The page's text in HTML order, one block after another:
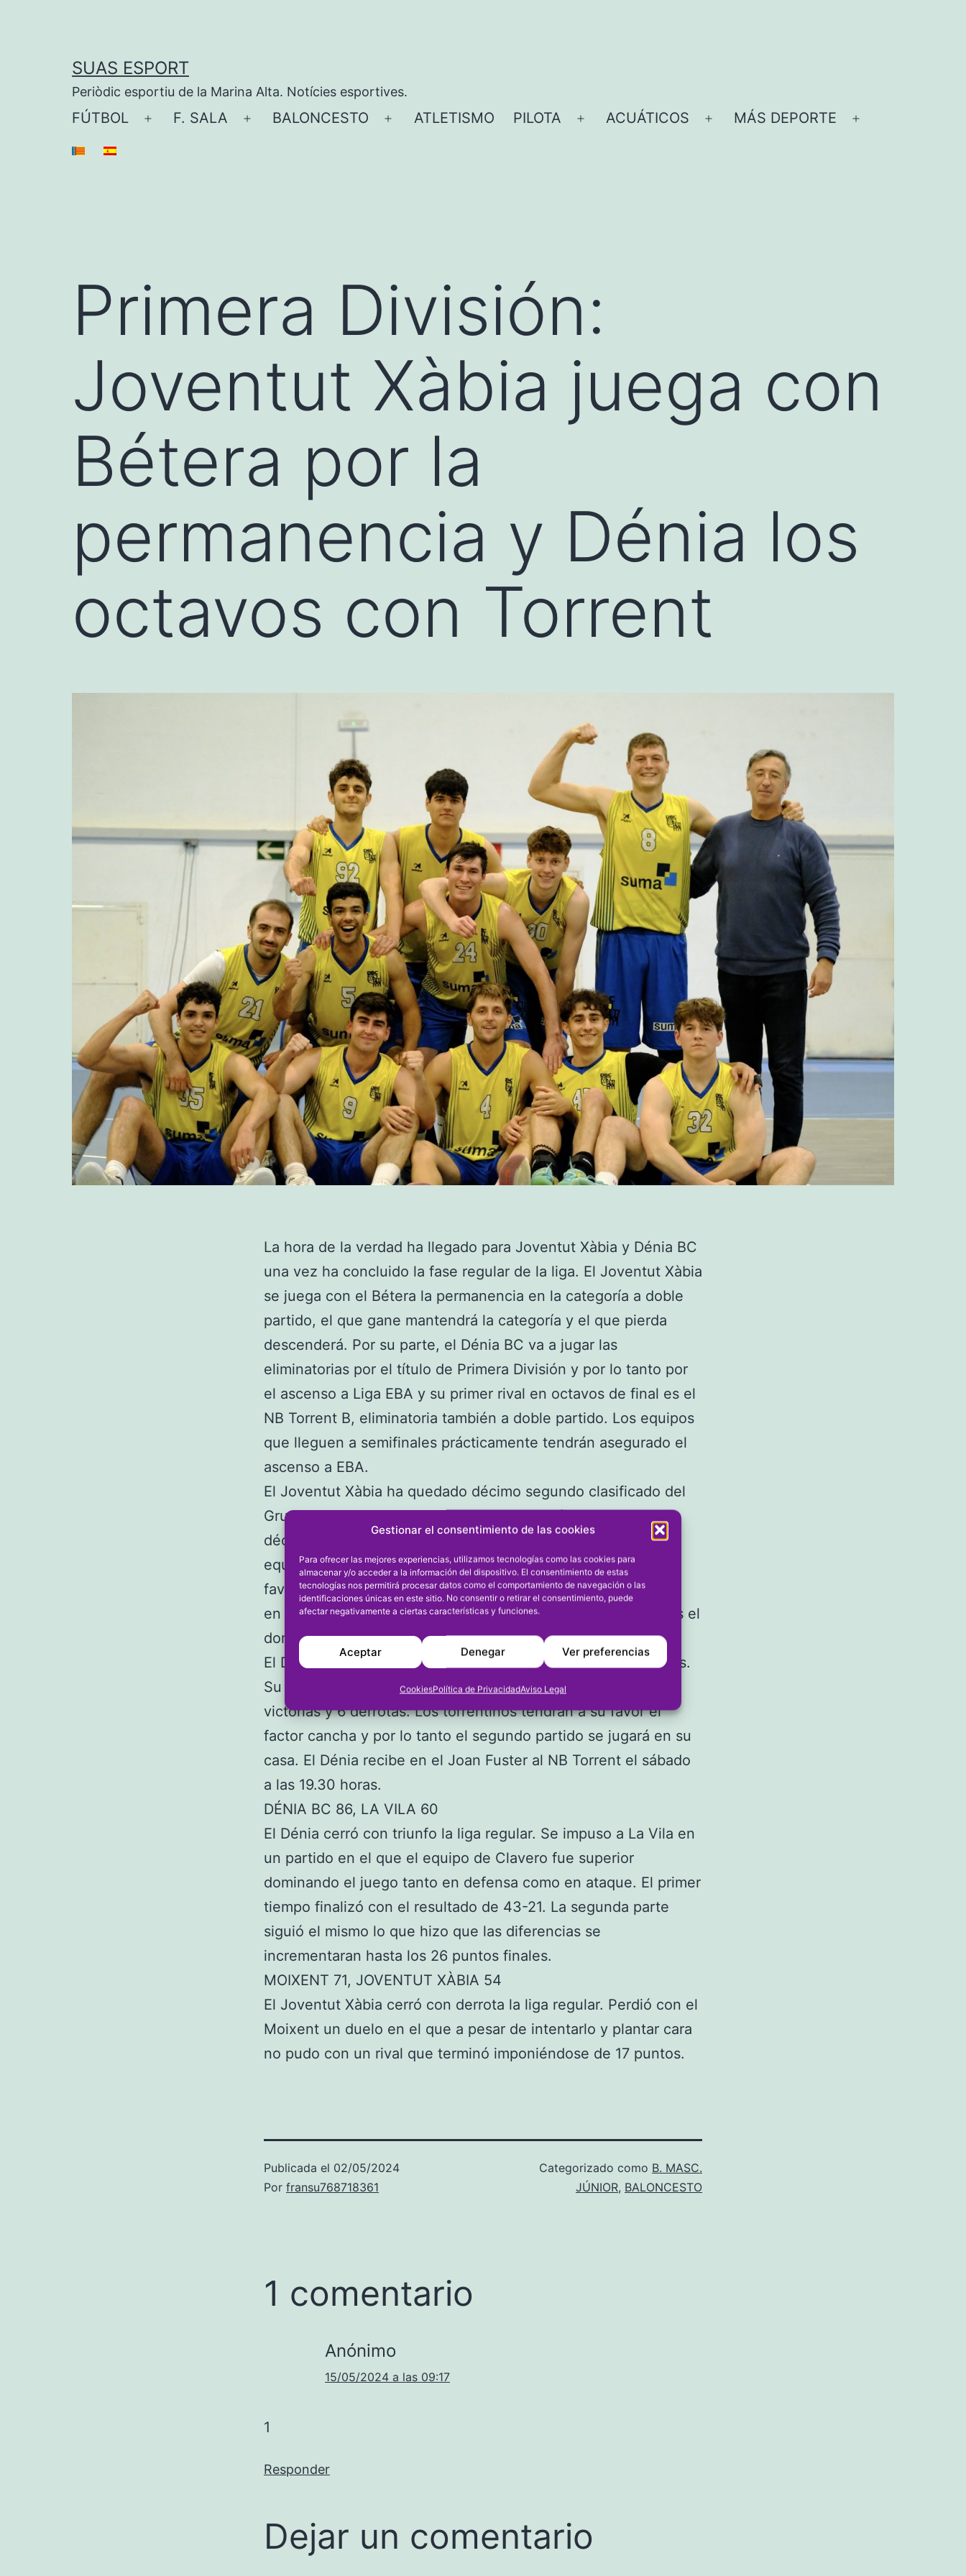
Gestionar el consentimiento de las cookies
Para ofrecer las mejores experiencias, utilizamos tecnologías como las cookies para
almacenar y/o acceder a la información del dispositivo. El consentimiento de estas
tecnologías nos permitirá procesar datos como el comportamiento de navegación o las
identificaciones únicas en este sitio. No consentir o retirar el consentimiento, puede
afectar negativamente a ciertas características y funciones.
Aceptar Denegar Ver preferencias
CookiesPolítica de PrivacidadAviso Legal
SUAS ESPORT
Periòdic esportiu de la Marina Alta. Notícies esportives.
FÚTBOL
Abrir
F. SALA
Abrir
BALONCESTO
Abrir
ATLETISMO PILOTA
Abrir
ACUÁTICOS
Abrir
MÁS DEPORTE
Primera División:
Joventut Xàbia juega con
Bétera por la
permanencia y Dénia los
octavos con Torrent
La hora de la verdad ha llegado para Joventut Xàbia y Dénia BC
una vez ha concluido la fase regular de la liga. El Joventut Xàbia
se juega con el Bétera la permanencia en la categoría a doble
partido, el que gane mantendrá la categoría y el que pierda
descenderá. Por su parte, el Dénia BC va a jugar las
eliminatorias por el título de Primera División y por lo tanto por
el ascenso a Liga EBA y su primer rival en octavos de final es el
NB Torrent B, eliminatoria también a doble partido. Los equipos
que lleguen a semifinales prácticamente tendrán asegurado el
ascenso a EBA.
El Joventut Xàbia ha quedado décimo segundo clasificado del
Grupo B, con 6 victorias y 20 derrotas. El Bétera ha quedado
décimo primero del Grupo A, con 8 victorias y 18 derrotas. El
equipo del Camp del Túria al quedar mejor clasificado tiene a
favor el factor cancha, es decir, que juega el segundo partido
en casa. Los javienses reciben al Bétera en el Miguel Buigues el
domingo a las 18.30 horas.
El Dénia BC ha quedado séptimo con 15 victorias y 11 derrotas.
Su rival, el NB Torrent B ha sido segundo del Grupo A con 20
victorias y 6 derrotas. Los torrentinos tendrán a su favor el
factor cancha y por lo tanto el segundo partido se jugará en su
casa. El Dénia recibe en el Joan Fuster al NB Torrent el sábado
a las 19.30 horas.
DÉNIA BC 86, LA VILA 60
El Dénia cerró con triunfo la liga regular. Se impuso a La Vila en
un partido en el que el equipo de Clavero fue superior
dominando el juego tanto en defensa como en ataque. El primer
tiempo finalizó con el resultado de 43-21. La segunda parte
siguió el mismo lo que hizo que las diferencias se
incrementaran hasta los 26 puntos finales.
MOIXENT 71, JOVENTUT XÀBIA 54
El Joventut Xàbia cerró con derrota la liga regular. Perdió con el
Moixent un duelo en el que a pesar de intentarlo y plantar cara
no pudo con un rival que terminó imponiéndose de 17 puntos.
Publicada el 02/05/2024
Por fransu768718361
Categorizado como B. MASC.
JÚNIOR, BALONCESTO
1 comentario
Anónimo
15/05/2024 a las 09:17
1
Responder
Dejar un comentario